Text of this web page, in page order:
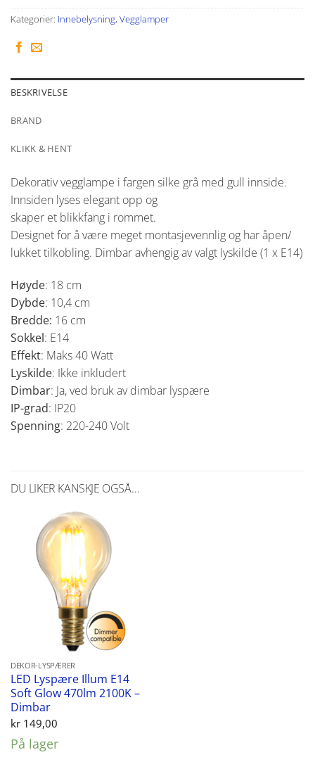
Kategorier: Innebelysning, Vegglamper
BESKRIVELSE
BRAND
KLIKK & HENT
Dekorativ vegglampe i fargen silke grå med gull innside.
Innsiden lyses elegant opp og
skaper et blikkfang i rommet.
Designet for å være meget montasjevennlig og har åpen/
lukket tilkobling. Dimbar avhengig av valgt lyskilde (1 x E14)
Høyde: 18 cm
Dybde: 10,4 cm
Bredde: 16 cm
Sokkel: E14
Effekt: Maks 40 Watt
Lyskilde: Ikke inkludert
Dimbar: Ja, ved bruk av dimbar lyspære
IP-grad: IP20
Spenning: 220-240 Volt
DU LIKER KANSKJE OGSÅ…
DEKOR-LYSPÆRER
LED Lyspære Illum E14
Soft Glow 470lm 2100K –
Dimbar
kr149,00
På lager